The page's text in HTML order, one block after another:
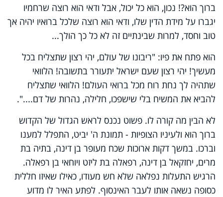
ברוך הוא?! נכון, הוא כל יכול, אבל ודאי הוא רוצה שרחמיו
יגברו על מידת הדין שלו, ודאי הוא רוצה שלכל ברואיו יהיה אך
טוב וחסד, למרות שבינתיים זה לא כל כך הולך...
הוא פתח את פיו: "ריבונו של עולם, יהי רצון שתצליח בכל
מעשיך! יהי רצון שעם ישראל יתעורר בתשובה! הלוואי
שתהיה לך נחת רוח מכל ברואי העולם! הלוואי שתצליח
להביא את המשיח בלי שישפכו, חלילה, נהרות של דם....".
לא הבין מה קורה לו. פשוט נכנס לראש הגדול של הקדוש
ברוך הוא ולעיניו הצופיות - תמונת ה' יביט, התפלל למענו
וברכו. במשך דקות ארוכות שכח מעופר בן דינה, בתיה בת
מרים, יחזקאל בן דינה, רפאלה בת ליזט ויוחאי בן רפאלה.
הרגיש התעלות נפלאה שלא חש מעודו, כאילו שאיזו חללית
כסופה נשאה אותו לעבר האינסוף. לפתע האיר לו מדוע